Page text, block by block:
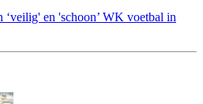
‘veilig' en 'schoon’ WK voetbal in